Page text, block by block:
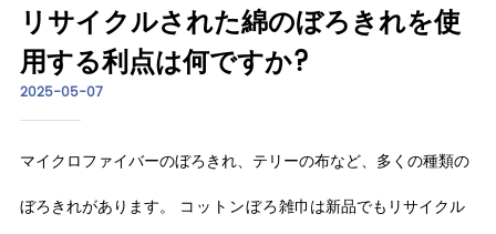
リサイクルされた綿のぼろきれを使
用する利点は何ですか?
2025-05-07